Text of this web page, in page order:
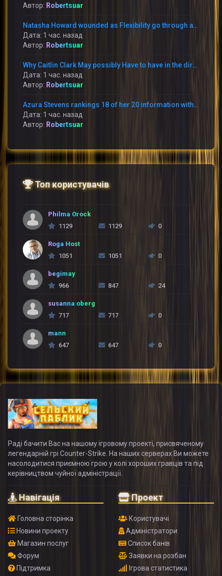
Автор: Robertsuar
Дата: 1 час. назад
Автор: Robertsuar
Дата: 1 час. назад
Автор: Robertsuar
Дата: 1 час. назад
Автор: Robertsuar
Топ користувачів
Philma Orock
1129
1129 0
Roga Host
1051
1051 0
begimay
966
847 24
susanna oberg
717
717 0
mann
647
647 0
Раді бачити Вас на нашому ігровому проекті, присвяченому
легендарній грі Counter-Strike. На наших серверах Ви можете
насолодитися приємною грою у колі хороших гравців та під
керівництвом чуйної адміністрації.
Навігація
Головна сторінка
Новини проекту
Магазин послуг
Форум
Підтримка
Проект
Користувачі
Адміністратори
Список банів
Заявки на розбан
Ігрова статистика